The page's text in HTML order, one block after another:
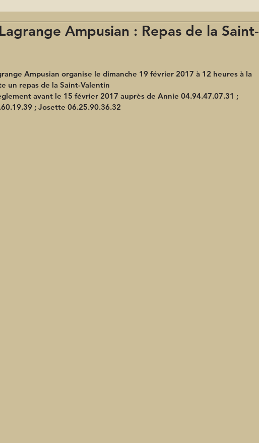
Ampusian : Repas de la Saint-
Ampusian organise le dimanche 19 février 2017 à 12 heures à la
un repas de la Saint-Valentin
avant le 15 février 2017 auprès de Annie 04.94.47.07.31 ;
; Josette 06.25.90.36.32